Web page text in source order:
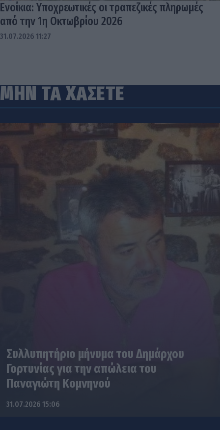
Ενοίκια: Υποχρεωτικές οι τραπεζικές πληρωμές
από την 1η Οκτωβρίου 2026
31.07.2026 11:27
ΜΗΝ ΤΑ ΧΑΣΕΤΕ
Συλλυπητήριο μήνυμα του Δημάρχου
Γορτυνίας για την απώλεια του
Παναγιώτη Κομνηνού
31.07.2026 15:06